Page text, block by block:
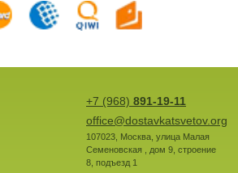
+7 (968) 891-19-11
office@dostavkatsvetov.org
107023, Москва, улица Малая
Семеновская , дом 9, строение
8, подъезд 1